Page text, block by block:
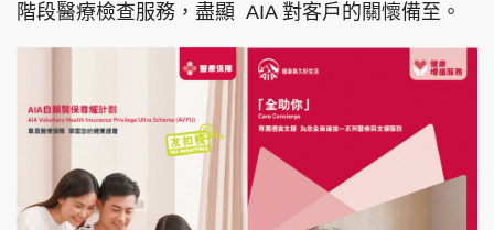
階段醫療檢查服務，盡顯 AIA 對客戶的關懷備至。